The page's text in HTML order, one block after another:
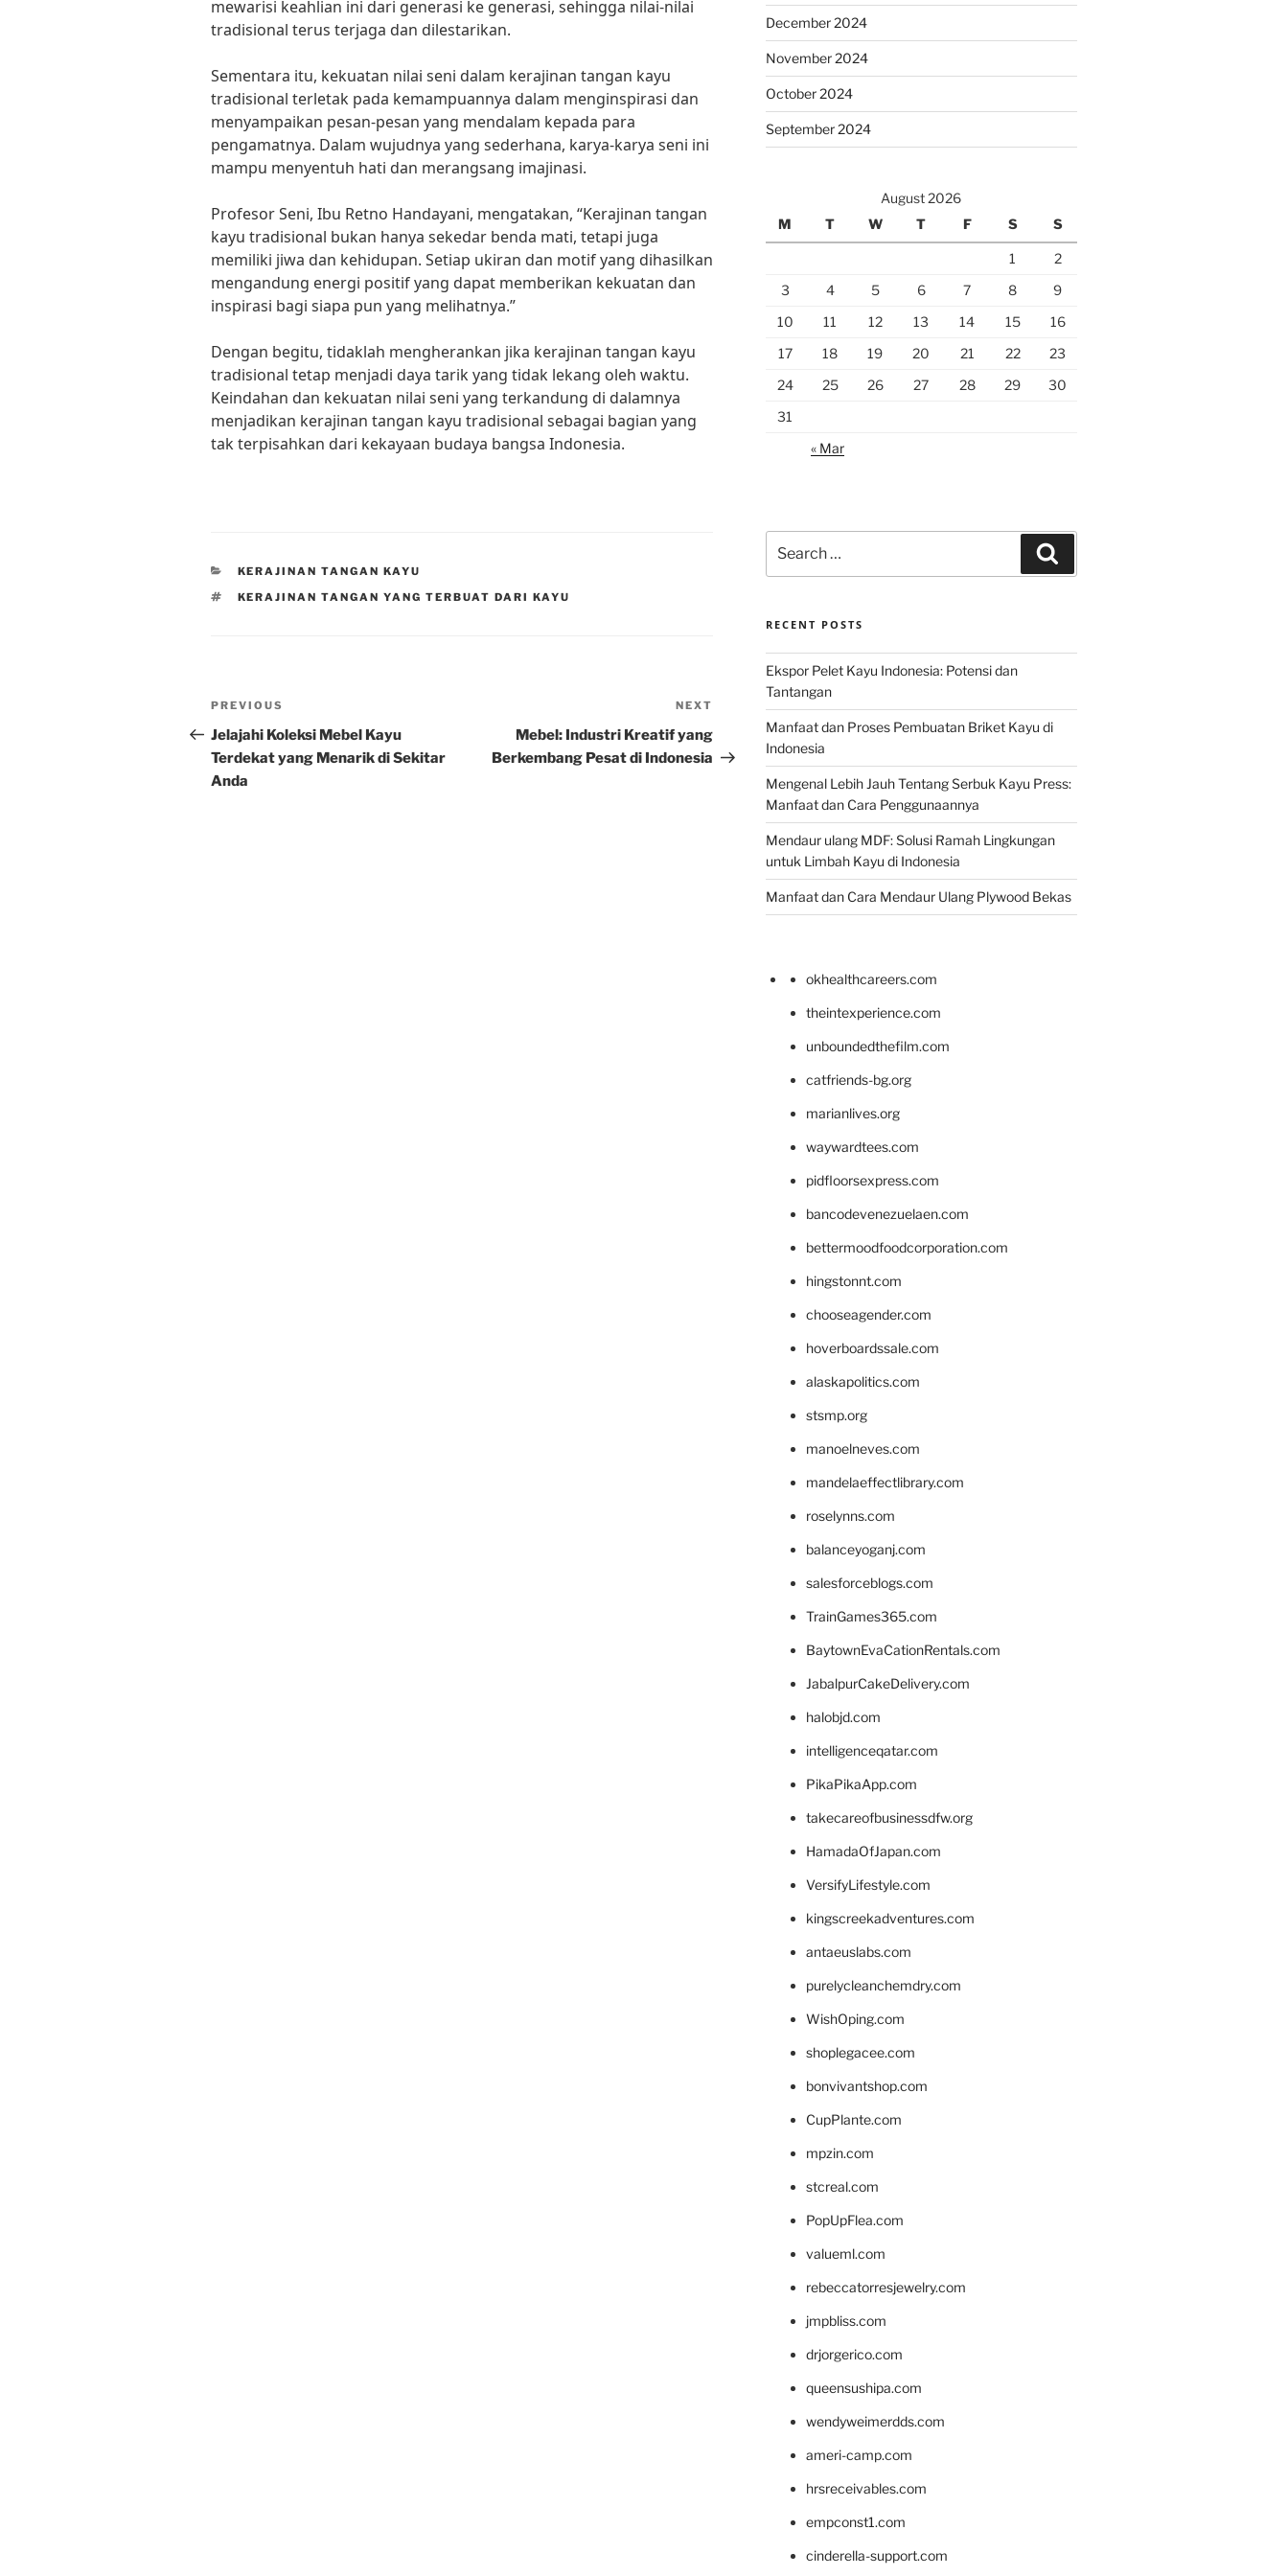
mewarisi keahlian ini dari generasi ke generasi, sehingga nilai-nilai
tradisional terus terjaga dan dilestarikan.
Sementara itu, kekuatan nilai seni dalam kerajinan tangan kayu
tradisional terletak pada kemampuannya dalam menginspirasi dan
menyampaikan pesan-pesan yang mendalam kepada para
pengamatnya. Dalam wujudnya yang sederhana, karya-karya seni ini
mampu menyentuh hati dan merangsang imajinasi.
Profesor Seni, Ibu Retno Handayani, mengatakan, “Kerajinan tangan
kayu tradisional bukan hanya sekedar benda mati, tetapi juga
memiliki jiwa dan kehidupan. Setiap ukiran dan motif yang dihasilkan
mengandung energi positif yang dapat memberikan kekuatan dan
inspirasi bagi siapa pun yang melihatnya.”
Dengan begitu, tidaklah mengherankan jika kerajinan tangan kayu
tradisional tetap menjadi daya tarik yang tidak lekang oleh waktu.
Keindahan dan kekuatan nilai seni yang terkandung di dalamnya
menjadikan kerajinan tangan kayu tradisional sebagai bagian yang
tak terpisahkan dari kekayaan budaya bangsa Indonesia.
CATEGORIES
KERAJINAN TANGAN KAYU
TAGS
KERAJINAN TANGAN YANG TERBUAT DARI KAYU
Post
navigation
Previous
Post
PREVIOUS
Jelajahi Koleksi Mebel Kayu
Terdekat yang Menarik di Sekitar
Anda
Post
NEXT
Mebel: Industri Kreatif yang
Berkembang Pesat di Indonesia
December 2024
November 2024
October 2024
September 2024
August 2026
M
T W T F S S
1
2
3
4 5 6 7 8
9
10
11 12 13 14 15
16
17
18 19 20 21 22
23
24
25 26 27 28 29
30
31
« Mar
for:
RECENT POSTS
Ekspor Pelet Kayu Indonesia: Potensi dan
Tantangan
Manfaat dan Proses Pembuatan Briket Kayu di
Indonesia
Mengenal Lebih Jauh Tentang Serbuk Kayu Press:
Manfaat dan Cara Penggunaannya
Mendaur ulang MDF: Solusi Ramah Lingkungan
untuk Limbah Kayu di Indonesia
Manfaat dan Cara Mendaur Ulang Plywood Bekas
okhealthcareers.com
theintexperience.com
unboundedthefilm.com
catfriends-bg.org
marianlives.org
waywardtees.com
pidfloorsexpress.com
bancodevenezuelaen.com
bettermoodfoodcorporation.com
hingstonnt.com
chooseagender.com
hoverboardssale.com
alaskapolitics.com
stsmp.org
manoelneves.com
mandelaeffectlibrary.com
roselynns.com
balanceyoganj.com
salesforceblogs.com
TrainGames365.com
BaytownEvaCationRentals.com
JabalpurCakeDelivery.com
halobjd.com
intelligenceqatar.com
PikaPikaApp.com
takecareofbusinessdfw.org
HamadaOfJapan.com
VersifyLifestyle.com
kingscreekadventures.com
antaeuslabs.com
purelycleanchemdry.com
WishOping.com
shoplegacee.com
bonvivantshop.com
CupPlante.com
mpzin.com
stcreal.com
PopUpFlea.com
valueml.com
rebeccatorresjewelry.com
jmpbliss.com
drjorgerico.com
queensushipa.com
wendyweimerdds.com
ameri-camp.com
hrsreceivables.com
empconst1.com
cinderella-support.com